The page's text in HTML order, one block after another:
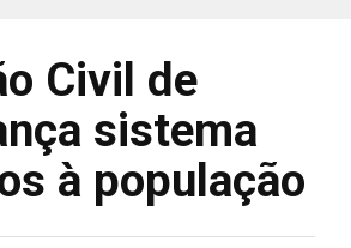
Civil de
sistema
à população